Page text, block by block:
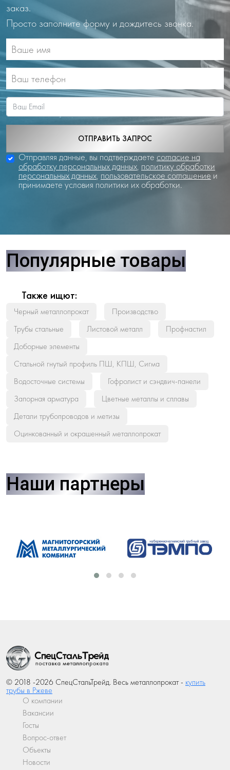
заказ.
Просто заполните форму и дождитесь звонка.
ОТПРАВИТЬ ЗАПРОС
Отправляя данные, вы подтверждаете согласие на
обработку персональных данных, политику обработки
персональных данных, пользовательское соглашение и
принимаете условия политики их обработки.
Популярные товары
Также ищют:
Черный металлопрокат
Производство
Трубы стальные
Листовой металл
Профнастил
Доборные элементы
Стальной гнутый профиль ПШ, КПШ, Сигма
Водосточные системы
Гофролист и сэндвич-панели
Запорная арматура
Цветные металлы и сплавы
Детали трубопроводов и метизы
Оцинкованный и окрашенный металлопрокат
Наши партнеры
© 2018 -2026 СпецСтальТрейд. Весь металлопрокат - купить
трубы в Ржеве
О компании
Вакансии
Госты
Вопрос-ответ
Объекты
Новости